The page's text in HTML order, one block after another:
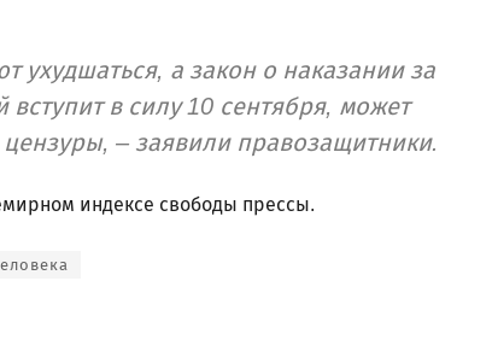
а закон о наказании за
в силу 10 сентября, может
– заявили правозащитники.
индексе свободы прессы.